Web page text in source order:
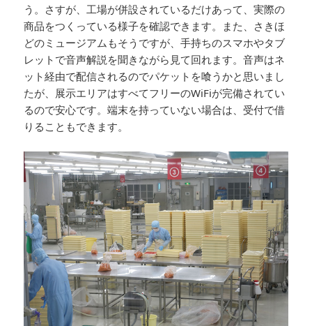
う。さすが、工場が併設されているだけあって、実際の
商品をつくっている様子を確認できます。また、さきほ
どのミュージアムもそうですが、手持ちのスマホやタブ
レットで音声解説を聞きながら見て回れます。音声はネ
ット経由で配信されるのでパケットを喰うかと思いまし
たが、展示エリアはすべてフリーのWiFiが完備されてい
るので安心です。端末を持っていない場合は、受付で借
りることもできます。